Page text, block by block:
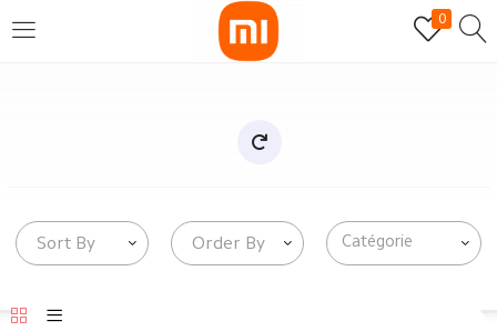
0
S'INSCRIRE
Se souvenir de moi
Sort By Order By